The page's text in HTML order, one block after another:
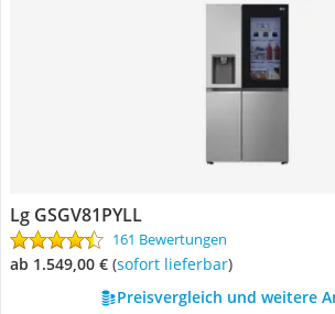
Lg GSGV81PYLL
161 Bewertungen
ab 1.549,00 € ( Sofort lieferbar)
Preisvergleich und weitere